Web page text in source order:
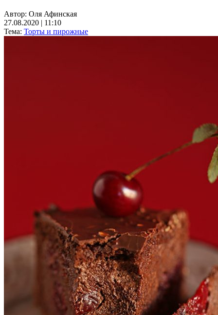
Автор: Оля Афинская
27.08.2020 | 11:10
Тема: Торты и пирожные